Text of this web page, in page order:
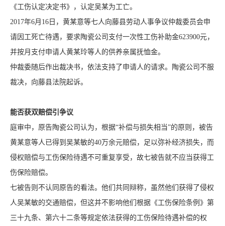
《工伤认定决定书》，认定吴某为工亡。
2017年6月16日，黄某意等七人向藤县劳动人事争议仲裁委员会申
请因工死亡待遇，要求陶瓷公司支付一次性工伤补助金623900元，
并按月支付申请人黄某玲等人的供养亲属抚恤金。
仲裁委随后作出裁决书，依法支持了申请人的请求。陶瓷公司不服
裁决，向藤县法院起诉。
能否获双赔偿引争议
庭审中，原告陶瓷公司认为，根据“补偿与损失相当”的原则，被告
黄某意等人已得到吴某敏的40万余元赔偿，足以弥补经济损失，而
侵权赔偿与工伤保险待遇不可重复享受，故七被告就不应当获得工
伤保险赔偿。
七被告则不认同原告的看法。他们共同辩称，虽然他们获得了侵权
人吴某敏的交通赔偿，但这并不影响他们根据《工伤保险条例》第
三十九条、第六十二条等规定依法获得的工伤保险待遇补偿的权